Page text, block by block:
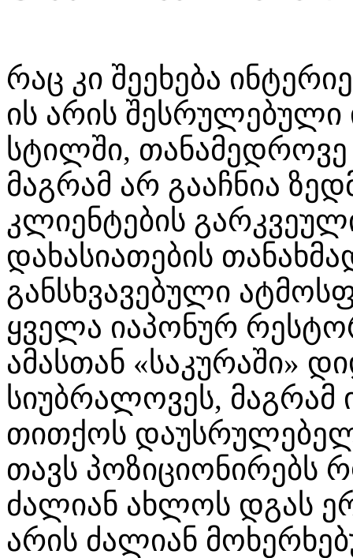
რაც კი შეეხება
ის არის შესრულებული
სტილში,
მაგრამ არ გააჩნია
კლიენტების
დახასიათების
განსხვავებული
ყველა იაპონურ
ამასთან «საკურაში»
სიუბრალოვეს, მაგრამ
თითქოს
თავს პოზიციონირებს
ძალიან ახლოს დგას
არის ძალიან